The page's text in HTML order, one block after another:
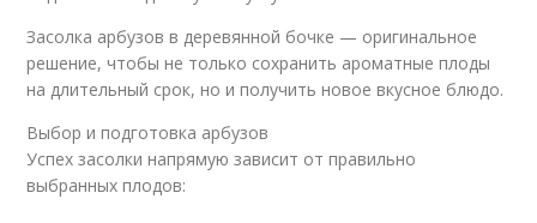
Засолка арбузов в деревянной бочке — оригинальное
решение, чтобы не только сохранить ароматные плоды
на длительный срок, но и получить новое вкусное блюдо.
Выбор и подготовка арбузов
Успех засолки напрямую зависит от правильно
выбранных плодов: